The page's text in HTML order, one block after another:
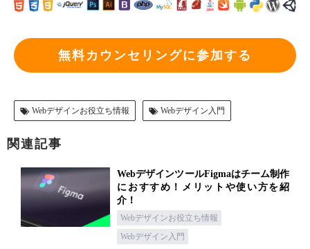
無料カウンセリングに参加する
Webデザインお役立ち情報 Webデザイン入門
関連記事
WebデザインツールFigmaはチーム制作
におすすめ！メリットや使い方を紹
介！
Webデザインお役立ち情報
Webデザイン入門